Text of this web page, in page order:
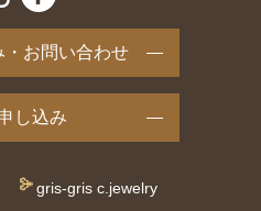
・お問い合わせ
し込み
gris-gris c.jewelry